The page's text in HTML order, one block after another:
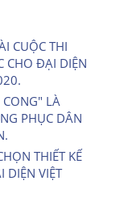
CUỘC THI
CHO ĐẠI DIỆN
CONG" LÀ
PHỤC DÂN
THIẾT KẾ
DIỆN VIỆT